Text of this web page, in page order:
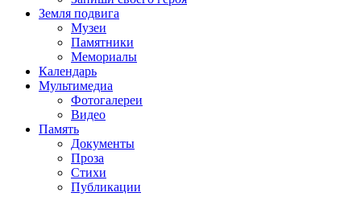
Земля подвига
Музеи
Памятники
Мемориалы
Календарь
Мультимедиа
Фотогалереи
Видео
Память
Документы
Проза
Стихи
Публикации